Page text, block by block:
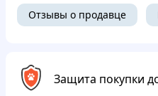
Отзывы о продавце
Защита покупки